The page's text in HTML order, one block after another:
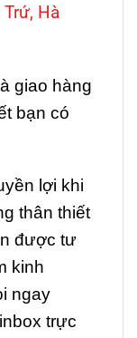
Hà
giao hàng
bạn có
lợi khi
thân thiết
được tư
kinh
ngay
trực